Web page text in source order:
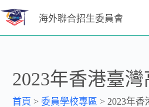
海外聯合招生委員會
2023年香港臺
首頁 >委員學校專區 > 2023年